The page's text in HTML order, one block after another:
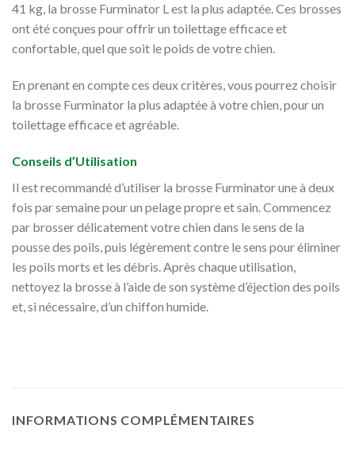
41 kg, la brosse Furminator L est la plus adaptée. Ces brosses
ont été conçues pour offrir un toilettage efficace et
confortable, quel que soit le poids de votre chien.
En prenant en compte ces deux critères, vous pourrez choisir
la brosse Furminator la plus adaptée à votre chien, pour un
toilettage efficace et agréable.
Conseils d’Utilisation
Il est recommandé d’utiliser la brosse Furminator une à deux
fois par semaine pour un pelage propre et sain. Commencez
par brosser délicatement votre chien dans le sens de la
pousse des poils, puis légèrement contre le sens pour éliminer
les poils morts et les débris. Après chaque utilisation,
nettoyez la brosse à l’aide de son système d’éjection des poils
et, si nécessaire, d’un chiffon humide.
INFORMATIONS COMPLÉMENTAIRES